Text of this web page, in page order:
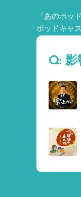
「あのポッ
ポッドキャ
Q: 影